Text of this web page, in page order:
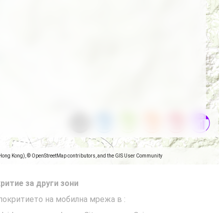
Kong), © OpenStreetMap contributors, and the GIS User Community
за други зони
на мобилна мрежа в :